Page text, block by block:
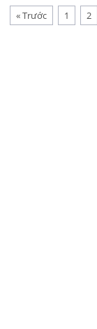
« Trước 1 2